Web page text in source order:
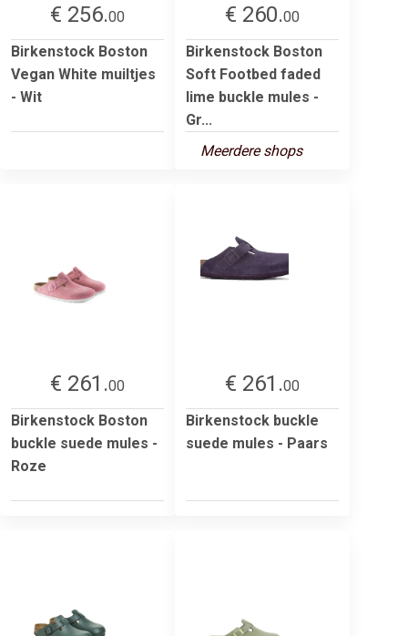
€ 256.00
Birkenstock Boston
Vegan White muiltjes
- Wit
€ 260.00
Birkenstock Boston
Soft Footbed faded
lime buckle mules -
Gr...
Meerdere shops
€ 261.00
Birkenstock Boston
buckle suede mules -
Roze
€ 261.00
Birkenstock buckle
suede mules - Paars